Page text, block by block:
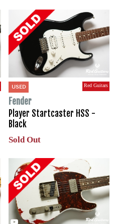
USED Red Guitars
Fender
Player Startcaster HSS -
Black
Sold Out